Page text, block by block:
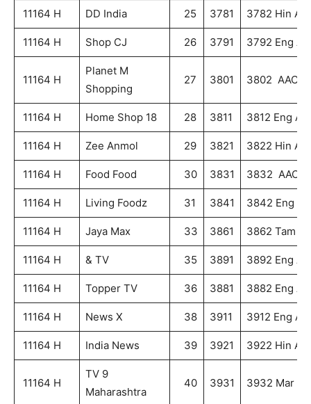
11164 H DD India 25 3781 3782 Hin
11164 H Shop CJ 26 3791 3792 Eng
11164 H
Planet M
Shopping
27 3801 3802 AAC
11164 H Home Shop 18 28 3811 3812 Eng
11164 H Zee Anmol 29 3821 3822 Hin
11164 H Food Food 30 3831 3832 AAC
11164 H Living Foodz 31 3841 3842 Eng
11164 H Jaya Max 33 3861 3862 Tam
11164 H & TV 35 3891 3892 Eng
11164 H Topper TV 36 3881 3882 Eng
11164 H News X 38 3911 3912 Eng
11164 H India News 39 3921 3922 Hin
11164 H
TV 9
Maharashtra
40 3931 3932 Mar